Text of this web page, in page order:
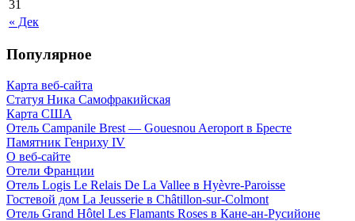
« Дек
31
Популярное
Карта веб-сайта
Статуя Ника Самофракийская
Карта США
Отель Campanile Brest — Gouesnou Aeroport в Бресте
Памятник Генриху IV
О веб-сайте
Отели Франции
Отель Logis Le Relais De La Vallee в Hyèvre-Paroisse
Гостевой дом La Jeusserie в Châtillon-sur-Colmont
Отель Grand Hôtel Les Flamants Roses в Кане-ан-Русийоне